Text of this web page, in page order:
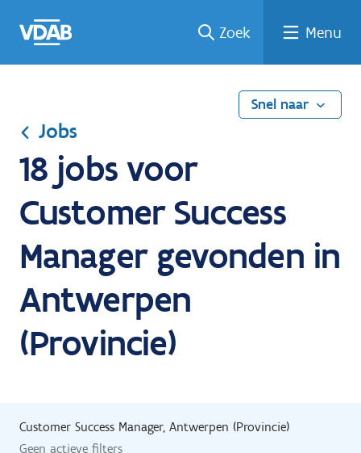
naar
een
een
job
naar
Zoek Menu
Snel naar
Jobs
18 jobs voor
Customer Success
Manager gevonden in
Antwerpen
(Provincie)
Customer Success Manager, Antwerpen (Provincie)
Geen actieve filters